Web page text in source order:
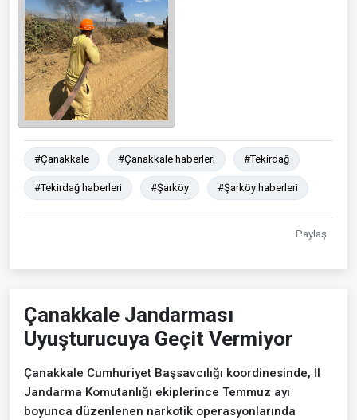
#Çanakkale #Çanakkale haberleri #Tekirdağ
#Tekirdağ haberleri #Şarköy #Şarköy haberleri
Paylaş
Çanakkale Jandarması
Uyuşturucuya Geçit Vermiyor
Çanakkale Cumhuriyet Başsavcılığı koordinesinde, İl
Jandarma Komutanlığı ekiplerince Temmuz ayı
boyunca düzenlenen narkotik operasyonlarında